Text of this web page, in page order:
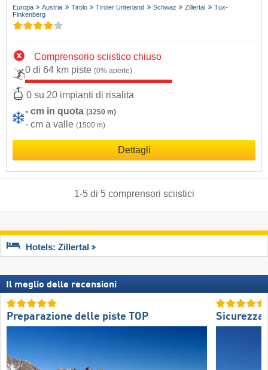
Europa Austria Tirolo Tiroler Unterland Schwaz Zillertal
Tux-
Finkenberg
Comprensorio sciistico chiuso
0 di 64 km piste (0% aperte)
0 su 20 impianti di risalita
- cm in quota (3250 m)
- cm a valle (1500 m)
Dettagli
1-5di 5 comprensori sciistici
Hotels: Zillertal
Il meglio delle recensioni
Preparazione delle piste TOP Sicurezza